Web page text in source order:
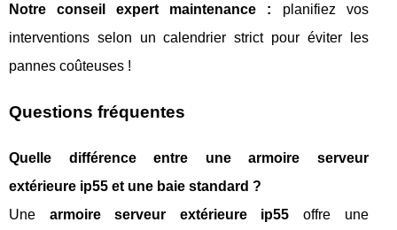
Notre conseil expert maintenance : planifiez vos
interventions selon un calendrier strict pour éviter les
pannes coûteuses !
Questions fréquentes
Quelle différence entre une armoire serveur
extérieure ip55 et une baie standard ?
Une armoire serveur extérieure ip55 offre une